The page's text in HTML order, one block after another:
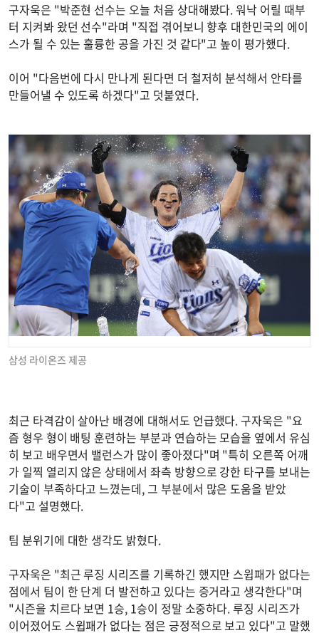
구자욱은 "박준현 선수는 오늘 처음 상대해봤다. 워낙 어릴 때부
터 지켜봐 왔던 선수"라며 "직접 겪어보니 향후 대한민국의 에이
스가 될 수 있는 훌륭한 공을 가진 것 같다"고 높이 평가했다.
이어 "다음번에 다시 만나게 된다면 더 철저히 분석해서 안타를
만들어낼 수 있도록 하겠다"고 덧붙였다.
삼성 라이온즈 제공
최근 타격감이 살아난 배경에 대해서도 언급했다. 구자욱은 "요
즘 형우 형이 배팅 훈련하는 부분과 연습하는 모습을 옆에서 유심
히 보고 배우면서 밸런스가 많이 좋아졌다"며 "특히 오른쪽 어깨
가 일찍 열리지 않은 상태에서 좌측 방향으로 강한 타구를 보내는
기술이 부족하다고 느꼈는데, 그 부분에서 많은 도움을 받았
다"고 설명했다.
팀 분위기에 대한 생각도 밝혔다.
구자욱은 "최근 루징 시리즈를 기록하긴 했지만 스윕패가 없다는
점에서 팀이 한 단계 더 발전하고 있다는 증거라고 생각한다"며
"시즌을 치르다 보면 1승, 1승이 정말 소중하다. 루징 시리즈가
이어졌어도 스윕패가 없다는 점은 긍정적으로 보고 있다"고 말했